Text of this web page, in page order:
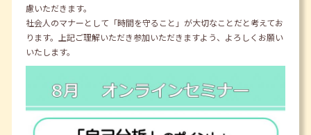
慮いただきます。
社会人のマナーとして「時間を守ること」が大切なことだと考えてお
ります。上記ご理解いただき参加いただきますよう、よろしくお願い
いたします。